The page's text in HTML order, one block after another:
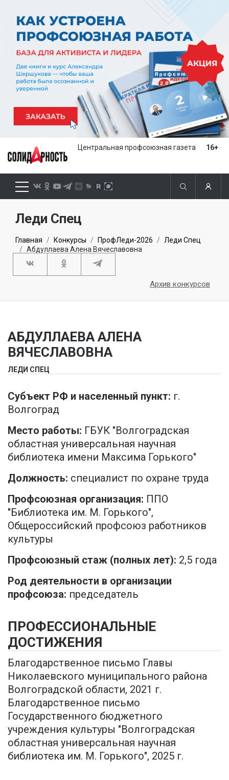
Центральная профсоюзная газета 16+
Леди Спец
Главная Конкурсы ПрофЛеди-2026
Леди Спец
Абдуллаева Алена Вячеславовна
Архив конкурсов
АБДУЛЛАЕВА АЛЕНА
ВЯЧЕСЛАВОВНА
ЛЕДИ СПЕЦ
Субъект РФ и населенный пункт: г.
Волгоград
Место работы: ГБУК "Волгоградская
областная универсальная научная
библиотека имени Максима Горького"
Должность: специалист по охране труда
Профсоюзная организация: ППО
"Библиотека им. М. Горького",
Общероссийский профсоюз работников
культуры
Профсоюзный стаж (полных лет): 2,5 года
Род деятельности в организации
профсоюза: председатель
ПРОФЕССИОНАЛЬНЫЕ
ДОСТИЖЕНИЯ
Благодарственное письмо Главы
Николаевского муниципального района
Волгоградской области, 2021 г.
Благодарственное письмо
Государственного бюджетного
учреждения культуры "Волгоградская
областная универсальная научная
библиотека им. М. Горького", 2025 г.